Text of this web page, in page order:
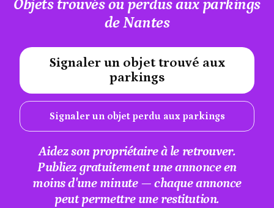
Objets trouvés ou perdus aux parkings
de Nantes
Signaler un objet trouvé aux
parkings
Signaler un objet perdu aux parkings
#A12AEB
Aidez son propriétaire à le retrouver.
Publiez gratuitement une annonce en
moins d'une minute — chaque annonce
peut permettre une restitution.